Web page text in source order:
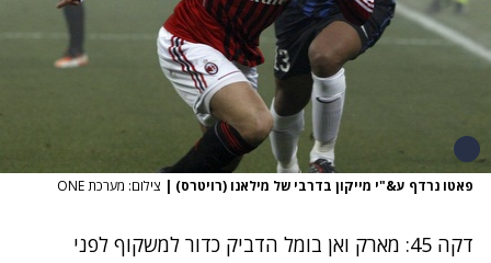
פאטו נרדף ע&"י מייקון בדרבי של מילאנו (רויטרס) | צילום: מערכת ONE
דקה 45: מארק ואן בומל הדביק כדור למשקוף לפני